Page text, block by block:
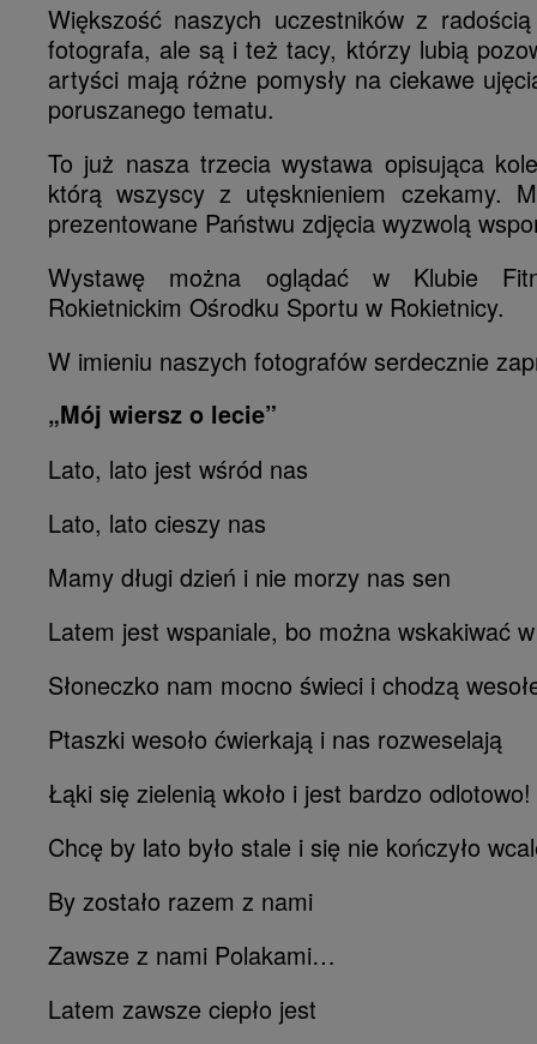
Większość naszych uczestników z
fotografa, ale są i też tacy, którzy lubią
artyści mają różne pomysły na ciekawe
poruszanego tematu.
To już nasza trzecia wystawa opisująca
którą wszyscy z utęsknieniem czekamy.
prezentowane Państwu zdjęcia wyzwolą
Wystawę można oglądać w Klubie
Rokietnickim Ośrodku Sportu w Rokietnicy.
W imieniu naszych fotografów serdecznie
„Mój wiersz o lecie”
Lato, lato jest wśród nas
Lato, lato cieszy nas
Mamy długi dzień i nie morzy nas sen
Latem jest wspaniale, bo można wskakiwać
Słoneczko nam mocno świeci i chodzą
Ptaszki wesoło ćwierkają i nas rozweselają
Łąki się zielenią wkoło i jest bardzo odlotowo!
Chcę by lato było stale i się nie kończyło
By zostało razem z nami
Zawsze z nami Polakami…
Latem zawsze ciepło jest